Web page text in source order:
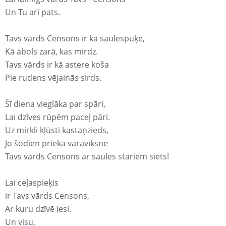
Un Tu arī pats.
Tavs vārds Censons ir kā saulespuķe,
Kā ābols zarā, kas mirdz.
Tavs vārds ir kā astere koša
Pie rudens vējainās sirds.
Šī diena vieglāka par spāri,
Lai dzīves rūpēm paceļ pāri.
Uz mirkli kļūsti kastaņzieds,
Jo šodien prieka varavīksnē
Tavs vārds Censons ar saules stariem siets!
Lai ceļaspieķis
ir Tavs vārds Censons,
Ar kuru dzīvē iesi.
Un visu,